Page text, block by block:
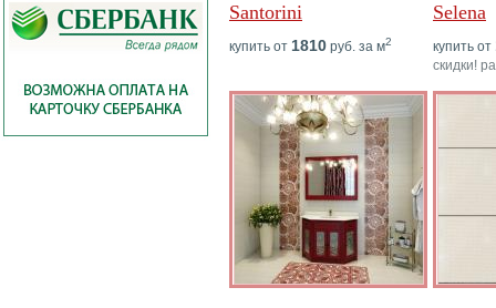
Santorini
купить от 1810 руб. за м2
Selena
купить от
скидки!